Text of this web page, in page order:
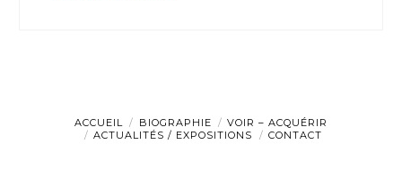
ACCUEIL BIOGRAPHIE
VOIR – ACQUÉRIR
ACTUALITÉS / EXPOSITIONS
CONTACT